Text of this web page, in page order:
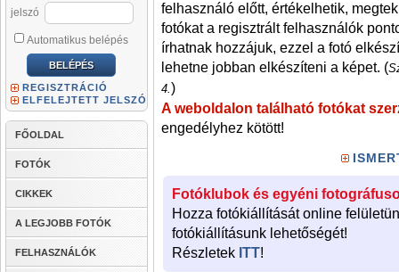
jelszó
Automatikus belépés
REGISZTRÁCIÓ
ELFELEJTETT JELSZÓ
FŐOLDAL
FOTÓK
CIKKEK
A LEGJOBB FOTÓK
FELHASZNÁLÓK
felhasználó előtt, értékelhetik,
fotókat a regisztrált felhasználók
írhatnak hozzájuk, ezzel a fotó
lehetne jobban elkészíteni a képet. (
4.)
A weboldalon található fotókat
engedélyhez kötött!
Fotóklubok és egyéni
Hozza fotókiállítását online
fotókiállításunk lehetőségét!
Részletek ITT!